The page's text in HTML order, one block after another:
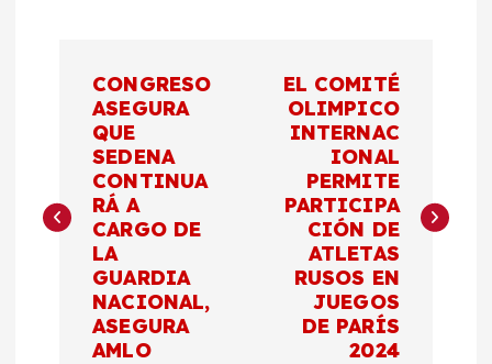
e
CONGRESO
ASEGURA
QUE
SEDENA
CONTINUA
RÁ A
CARGO DE
LA
GUARDIA
NACIONAL,
ASEGURA
AMLO
EL COMITÉ
OLIMPICO
INTERNAC
IONAL
PERMITE
PARTICIPA
CIÓN DE
ATLETAS
RUSOS EN
JUEGOS
DE PARÍS
2024